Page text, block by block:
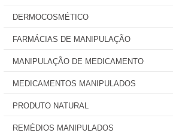
DERMOCOSMÉTICO
FARMÁCIAS DE MANIPULAÇÃO
MANIPULAÇÃO DE MEDICAMENTO
MEDICAMENTOS MANIPULADOS
PRODUTO NATURAL
REMÉDIOS MANIPULADOS